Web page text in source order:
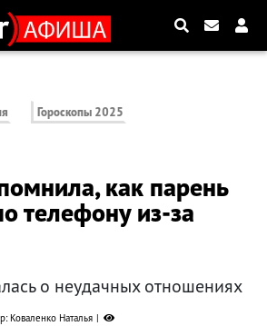
Гороскопы 2025
как парень
телефону из-за
о неудачных отношениях
Коваленко Наталья